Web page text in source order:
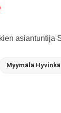
asiantuntija
Myymälä